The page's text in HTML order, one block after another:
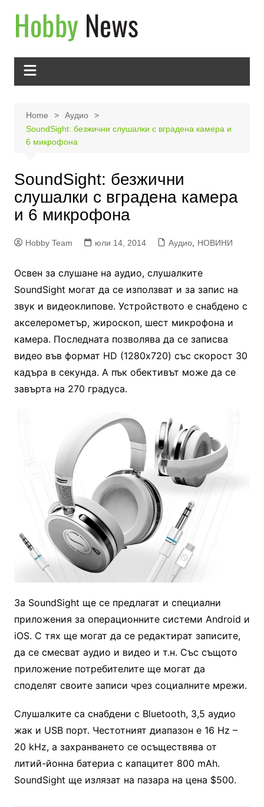
content
Home
Аудио
SoundSight: безжични слушалки с вградена камера и
6 микрофона
SoundSight: безжични
слушалки с вградена камера
и 6 микрофона
Hobby Team юли 14, 2014 Аудио, НОВИНИ
Освен за слушане на аудио, слушалките
SoundSight могат да се използват и за запис на
звук и видеоклипове. Устройството е снабдено с
акселерометър, жироскоп, шест микрофона и
камера. Последната позволява да се записва
видео във формат HD (1280х720) със скорост 30
кадъра в секунда. А пък обективът може да се
завърта на 270 градуса.
За SoundSight ще се предлагат и специални
приложения за операционните системи Android и
iOS. С тях ще могат да се редактират записите,
да се смесват аудио и видео и т.н. Със същото
приложение потребителите ще могат да
споделят своите записи чрез социалните мрежи.
Слушалките са снабдени с Bluetooth, 3,5 аудио
жак и USB порт. Честотният диапазон е 16 Hz –
20 kHz, а захранването се осъществява от
литий-йонна батериа с капацитет 800 mAh.
SoundSight ще излязат на пазара на цена $500.